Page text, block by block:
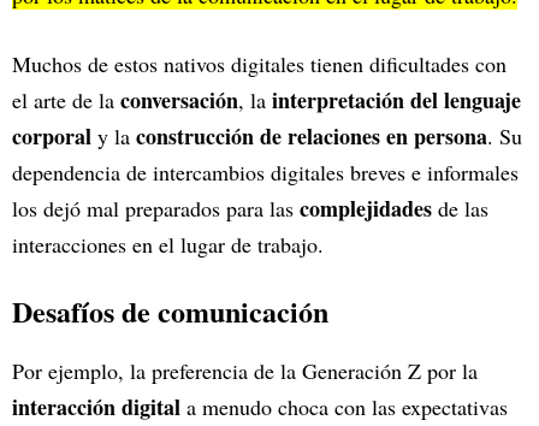
Muchos de estos nativos digitales tienen dificultades con
el arte de la conversación, la interpretación del lenguaje
corporal y la construcción de relaciones en persona. Su
dependencia de intercambios digitales breves e informales
los dejó mal preparados para las complejidades de las
interacciones en el lugar de trabajo.
Desafíos de comunicación
Por ejemplo, la preferencia de la Generación Z por la
interacción digital a menudo choca con las expectativas